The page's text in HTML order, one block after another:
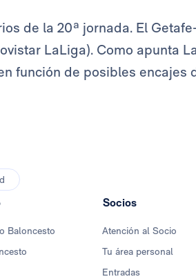
de la 20ª jornada. El
LaLiga). Como apunta
función de posibles encajes
Baloncesto
Socios
Atención al Socio
Tu área personal
Entradas